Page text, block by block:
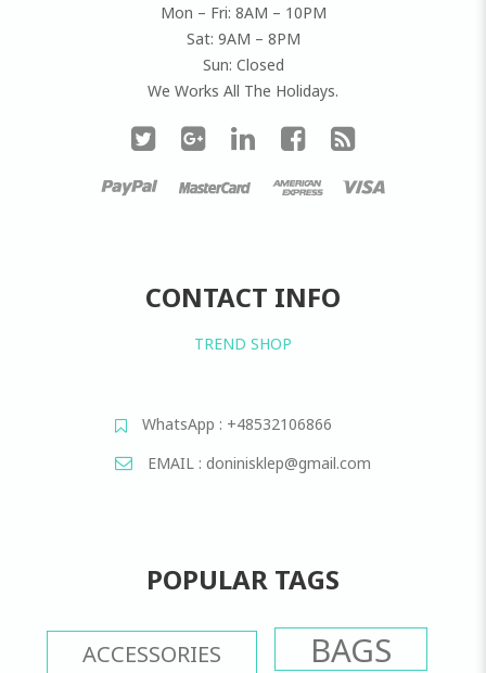
Mon – Fri: 8AM – 10PM
Sat: 9AM – 8PM
Sun: Closed
We Works All The Holidays.
CONTACT INFO
TREND SHOP
WhatsApp : +48532106866
EMAIL : doninisklep@gmail.com
POPULAR TAGS
ACCESSORIES BAGS